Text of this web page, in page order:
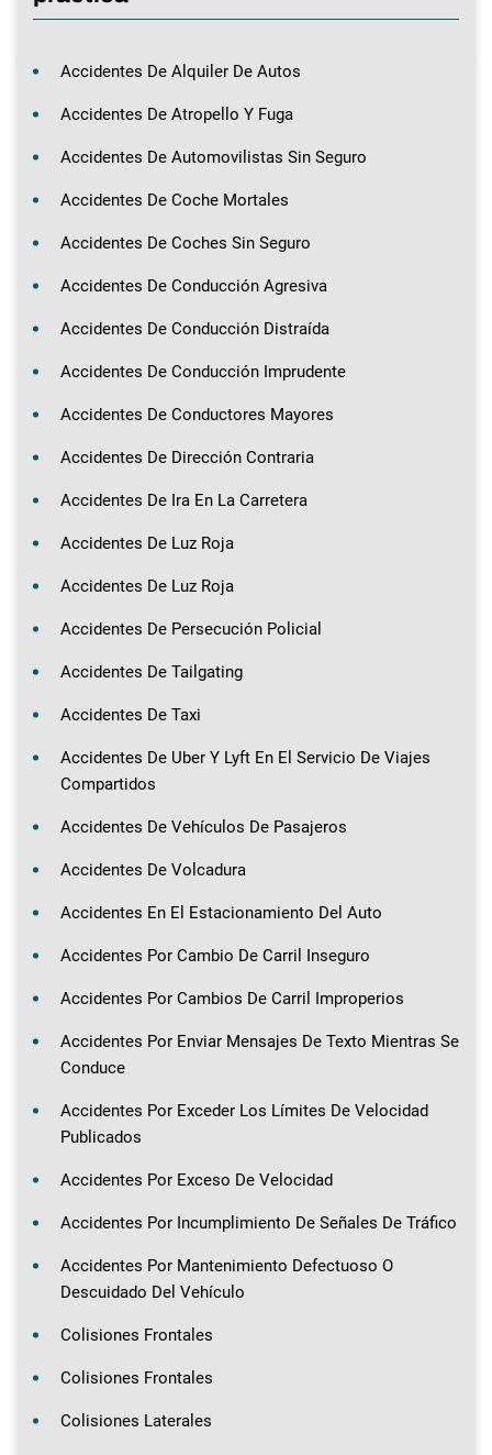
Accidentes De Alquiler De Autos
Accidentes De Atropello Y Fuga
Accidentes De Automovilistas Sin Seguro
Accidentes De Coche Mortales
Accidentes De Coches Sin Seguro
Accidentes De Conducción Agresiva
Accidentes De Conducción Distraída
Accidentes De Conducción Imprudente
Accidentes De Conductores Mayores
Accidentes De Dirección Contraria
Accidentes De Ira En La Carretera
Accidentes De Luz Roja
Accidentes De Luz Roja
Accidentes De Persecución Policial
Accidentes De Tailgating
Accidentes De Taxi
Accidentes De Uber Y Lyft En El Servicio De Viajes
Compartidos
Accidentes De Vehículos De Pasajeros
Accidentes De Volcadura
Accidentes En El Estacionamiento Del Auto
Accidentes Por Cambio De Carril Inseguro
Accidentes Por Cambios De Carril Improperios
Accidentes Por Enviar Mensajes De Texto Mientras Se
Conduce
Accidentes Por Exceder Los Límites De Velocidad
Publicados
Accidentes Por Exceso De Velocidad
Accidentes Por Incumplimiento De Señales De Tráfico
Accidentes Por Mantenimiento Defectuoso O
Descuidado Del Vehículo
Colisiones Frontales
Colisiones Frontales
Colisiones Laterales